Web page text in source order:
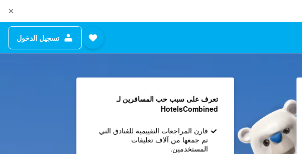
تسجيل الدخول
تعرف على سبب حب المسافرين لـ
HotelsCombined
قارن المراجعات التقييمية للفنادق التي
تم جمعها من آلاف تعليقات
المستخدمين.